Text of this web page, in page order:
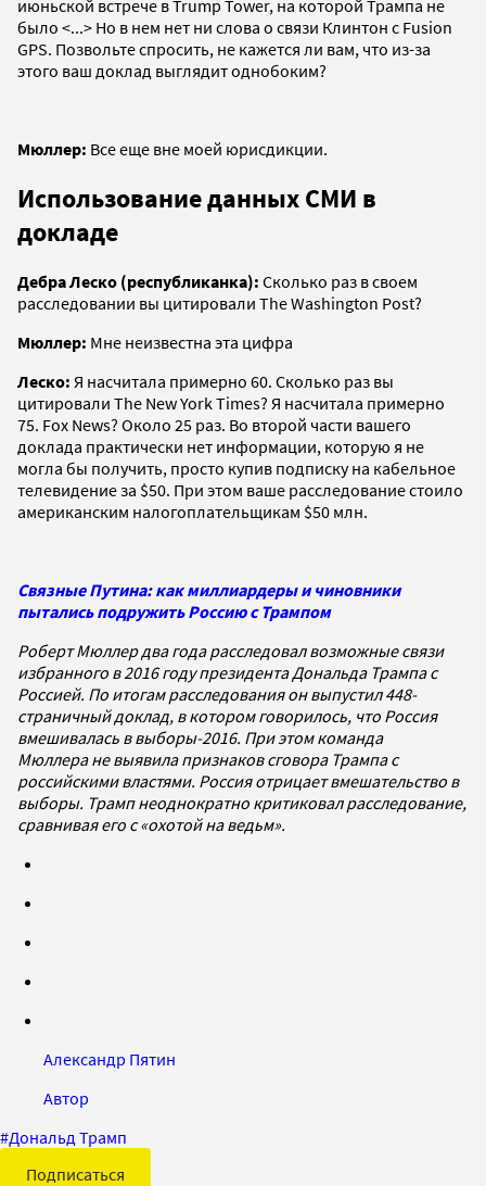
июньской встрече в Trump Tower, на которой Трампа не
было <...> Но в нем нет ни слова о связи Клинтон с Fusion
GPS. Позвольте спросить, не кажется ли вам, что из-за
этого ваш доклад выглядит однобоким?
Мюллер: Все еще вне моей юрисдикции.
Использование данных СМИ в
докладе
Дебра Леско (республиканка): Сколько раз в своем
расследовании вы цитировали The Washington Post?
Мюллер: Мне неизвестна эта цифра
Леско: Я насчитала примерно 60. Сколько раз вы
цитировали The New York Times? Я насчитала примерно
75. Fox News? Около 25 раз. Во второй части вашего
доклада практически нет информации, которую я не
могла бы получить, просто купив подписку на кабельное
телевидение за $50. При этом ваше расследование стоило
американским налогоплательщикам $50 млн.
Связные Путина: как миллиардеры и чиновники
пытались подружить Россию с Трампом
Роберт Мюллер два года расследовал возможные связи
избранного в 2016 году президента Дональда Трампа с
Россией. По итогам расследования он выпустил 448-
страничный доклад, в котором говорилось, что Россия
вмешивалась в выборы-2016. При этом команда
Мюллера не выявила признаков сговора Трампа с
российскими властями. Россия отрицает вмешательство в
выборы. Трамп неоднократно критиковал расследование,
сравнивая его с «охотой на ведьм».
Александр Пятин
Автор
#Дональд Трамп
Подписаться